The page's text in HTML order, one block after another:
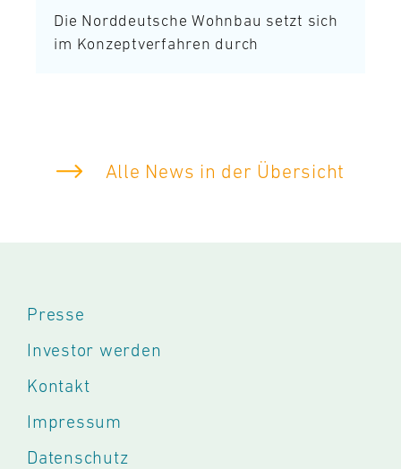
Die Norddeutsche Wohnbau setzt sich
im Konzeptverfahren durch
Alle News in der Übersicht
Presse
Investor werden
Kontakt
Impressum
Datenschutz